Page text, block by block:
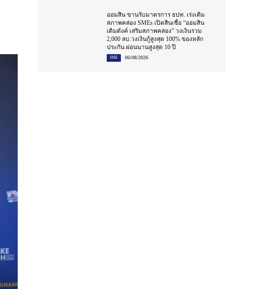
ออมสิน ขานรับมาตรการ ธปท. เร่งเติม
สภาพคล่อง SMEs เปิดสินเชื่อ “ออมสิน
เติมตังค์ เสริมสภาพคล่อง” วงเงินรวม
2,000 ลบ.วงเงินกู้สูงสุด 100% ของหลัก
ประกัน ผ่อนนานสูงสุด 10 ปี
SME 06/08/2026